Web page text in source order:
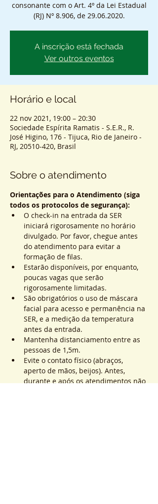
consonante com o Art. 4º da Lei Estadual
(RJ) Nº 8.906, de 29.06.2020.
A inscrição está fechada
Ver outros eventos
Horário e local
22 nov 2021, 19:00 – 20:30
Sociedade Espírita Ramatis - S.E.R., R.
José Higino, 176 - Tijuca, Rio de Janeiro -
RJ, 20510-420, Brasil
Sobre o atendimento
Orientações para o Atendimento (siga
todos os protocolos de segurança):
O check-in na entrada da SER
iniciará rigorosamente no horário
divulgado. Por favor, chegue antes
do atendimento para evitar a
formação de filas.
Estarão disponíveis, por enquanto,
poucas vagas que serão
rigorosamente limitadas.
São obrigatórios o uso de máscara
facial para acesso e permanência na
SER, e a medição da temperatura
antes da entrada.
Mantenha distanciamento entre as
pessoas de 1,5m.
Evite o contato físico (abraços,
aperto de mãos, beijos). Antes,
durante e após os atendimentos não